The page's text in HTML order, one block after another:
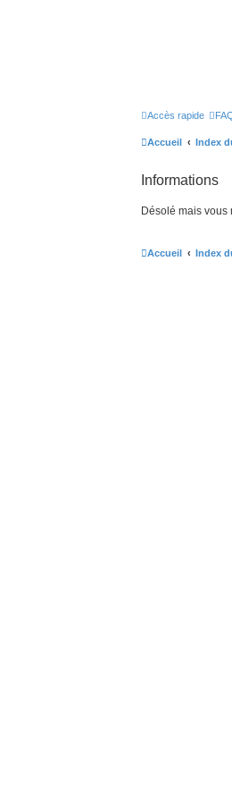
Accès rapide
Accueil Index
Informations
Désolé mais vous
Accueil Index